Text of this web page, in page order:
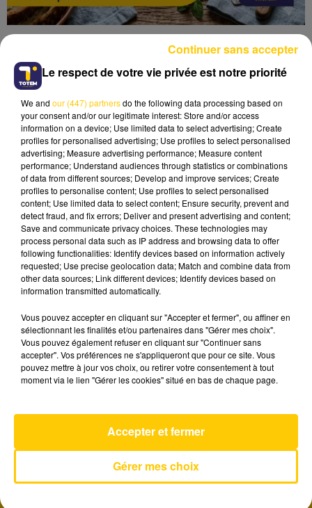
Lecture (2 min 31 sec)
17 juin 2026 - 2 min 31 sec
ASTUCE - AVEC QUOI ACCOMPAGNER
LA BURRATA POUR VARIER LES
PLAISIRS ?
Toutes les astuces concernant la vie
Actuelle et Prima.
AVEYRON NORD
Le respect de votre vie privée est notre priorité
We and our (447) partnersdo the following data processing based on
your consent and/or our legitimate interest: Store and/or access
information on a device; Use limited data to select advertising; Create
profiles for personalised advertising; Use profiles to select personalised
advertising; Measure advertising performance; Measure content
performance; Understand audiences through statistics or combinations
of data from different sources; Develop and improve services; Create
profiles to personalise content; Use profiles to select personalised
content; Use limited data to select content; Ensure security, prevent and
detect fraud, and fix errors; Deliver and present advertising and content;
Save and communicate privacy choices. These technologies may
process personal data such as IP address and browsing data to offer
following functionalities: Identify devices based on information actively
requested; Use precise geolocation data; Match and combine data from
other data sources; Link different devices; Identify devices based on
information transmitted automatically.
Vous pouvez accepter en cliquant sur "Accepter et fermer", ou affiner en
sélectionnant les finalités et/ou partenaires dans "Gérer mes choix".
Vous pouvez également refuser en cliquant sur "Continuer sans
accepter". Vos préférences ne s'appliqueront que pour ce site. Vous
pouvez mettre à jour vos choix, ou retirer votre consentement à tout
moment via le lien "Gérer les cookies" situé en bas de chaque page.
Gérer mes choix
Accepter et fermer
Continuer sans accepter